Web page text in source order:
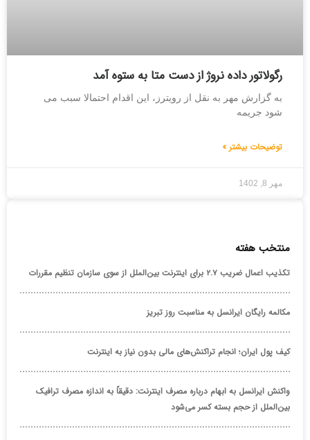
رگولاتور داده نروژ از دست متا به ستوه آمد
به گزارش مهر به نقل از رویترز، این اقدام احتمالا سبب می
شود جریمه
توضیحات بیشتر »
مهر 8, 1402
منتخب هفته
تکذیب اعمال ضریب ۲.۷ برای اینترنت بین‌الملل از سوی سازمان تنظیم مقررات
مکالمه رایگان ایرانسل به مناسبت روز تبریز
کیف پول ایران؛ انجام تراکنش‌های مالی بدون نیاز به اینترنت
واکنش ایرانسل به ابهام درباره مصرف اینترنت: دقیقاً به اندازه مصرف ترافیک
بین‌الملل از حجم بسته کسر می‌شود